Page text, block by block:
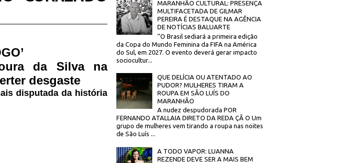
da Silva na
desgaste
disputada da história
MARANHÃO CULTURAL: PRESENÇA
MULTIFACETADA DE GILMAR
PEREIRA É DESTAQUE NA AGÊNCIA
DE NOTÍCIAS BALUARTE
‘’O Brasil sediará a primeira edição
da Copa do Mundo Feminina da FIFA na América
do Sul, em 2027. O evento deverá gerar impacto
sociocultur...
QUE DELÍCIA OU ATENTADO AO
PUDOR? MULHERES TIRAM A
ROUPA EM SÃO LUÍS DO
MARANHÃO
A nudez despudorada POR
FERNANDO ATALLAIA DIRETO DA REDA ÇÃ O Um
grupo de mulheres vem tirando a roupa nas noites
de São Luís ...
A TODO VAPOR: LUANNA
REZENDE DEVE SER A MAIS BEM